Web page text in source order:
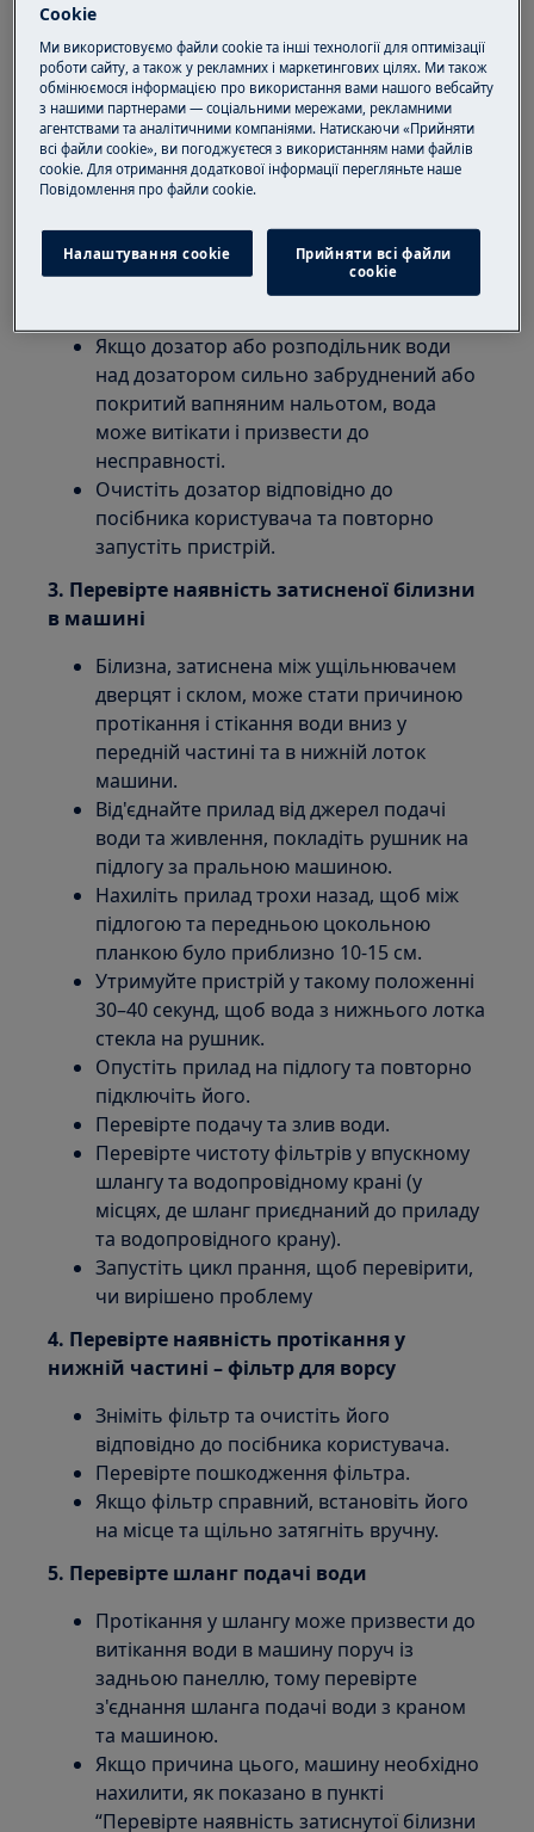
1. Використовуйте меншу кількість
прального засобу
Використання великої кількості
прального засобу може призвести до
надмірного утворення піни.
Вимкніть прилад і залиште його на
кілька годин, поки піна не осяде, а потім
знову запустіть прилад.
2. Очистіть дозатор для прання
Якщо дозатор або розподільник води
над дозатором сильно забруднений або
покритий вапняним нальотом, вода
може витікати і призвести до
несправності.
Очистіть дозатор відповідно до
посібника користувача та повторно
запустіть пристрій.
3. Перевірте наявність затисненої білизни
в машині
Білизна, затиснена між ущільнювачем
дверцят і склом, може стати причиною
протікання і стікання води вниз у
передній частині та в нижній лоток
машини.
Від'єднайте прилад від джерел подачі
води та живлення, покладіть рушник на
підлогу за пральною машиною.
Нахиліть прилад трохи назад, щоб між
підлогою та передньою цокольною
планкою було приблизно 10-15 см.
Утримуйте пристрій у такому положенні
30–40 секунд, щоб вода з нижнього лотка
стекла на рушник.
Опустіть прилад на підлогу та повторно
підключіть його.
Перевірте подачу та злив води.
Перевірте чистоту фільтрів у впускному
шлангу та водопровідному крані (у
місцях, де шланг приєднаний до приладу
та водопровідного крану).
Запустіть цикл прання, щоб перевірити,
чи вирішено проблему
4. Перевірте наявність протікання у
нижній частині – фільтр для ворсу
Зніміть фільтр та очистіть його
відповідно до посібника користувача.
Перевірте пошкодження фільтра.
Якщо фільтр справний, встановіть його
на місце та щільно затягніть вручну.
5. Перевірте шланг подачі води
Протікання у шлангу може призвести до
витікання води в машину поруч із
задньою панеллю, тому перевірте
з'єднання шланга подачі води з краном
та машиною.
Якщо причина цього, машину необхідно
нахилити, як показано в пункті
“Перевірте наявність затиснутої білизни
Cookie
Ми використовуємо файли cookie та інші технології для оптимізації
роботи сайту, а також у рекламних і маркетингових цілях. Ми також
обмінюємося інформацією про використання вами нашого вебсайту
з нашими партнерами — соціальними мережами, рекламними
агентствами та аналітичними компаніями. Натискаючи «Прийняти
всі файли cookie», ви погоджуєтеся з використанням нами файлів
cookie. Для отримання додаткової інформації перегляньте наше
Пoвідомлення прo файли cookie.
Налаштування cookie
Прийняти всі файли
сookie